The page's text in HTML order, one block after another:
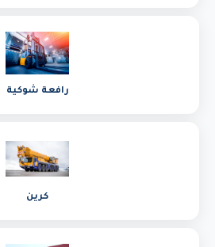
رافعة شوكية
كرين